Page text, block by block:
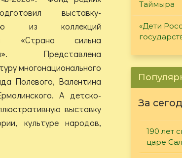
выставку-
из коллекций
«Страна сильна
Представлена
многонационального
Полевого, Валентина
А детско-
выставку
культуре народов,
Таймыра
«Дети
За
190 лет
царе